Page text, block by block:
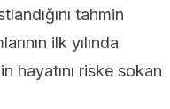
tahmin
ilk yılında
hayatını riske sokan